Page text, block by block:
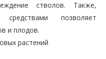
стволов. Также,
позволяет
и плодов.
растений